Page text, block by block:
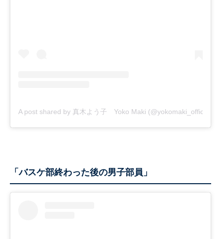
A post shared by 真木よう子 Yoko Maki (@yokomaki_official)
「バスケ部終わった後の男子部員」